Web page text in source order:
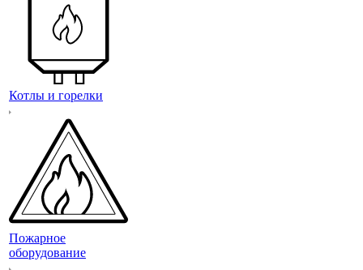
Котлы и горелки
Пожарное
оборудование